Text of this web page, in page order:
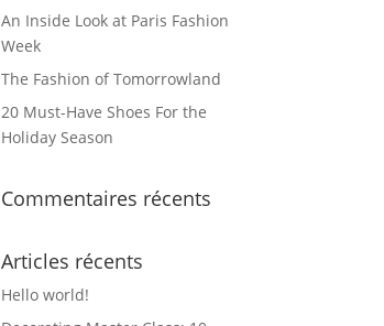
An Inside Look at Paris Fashion
Week
The Fashion of Tomorrowland
20 Must-Have Shoes For the
Holiday Season
Commentaires récents
Articles récents
Hello world!